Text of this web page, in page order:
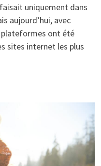
uniquement dans
aujourd’hui, avec
plateformes ont été
sites internet les plus